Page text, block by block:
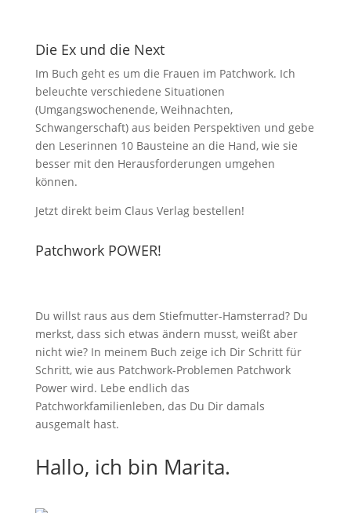
Die Ex und die Next
Im Buch geht es um die Frauen im Patchwork. Ich
beleuchte verschiedene Situationen
(Umgangswochenende, Weihnachten,
Schwangerschaft) aus beiden Perspektiven und gebe
den Leserinnen 10 Bausteine an die Hand, wie sie
besser mit den Herausforderungen umgehen
können.
Jetzt direkt beim Claus Verlag bestellen!
Patchwork POWER!
Du willst raus aus dem Stiefmutter-Hamsterrad? Du
merkst, dass sich etwas ändern musst, weißt aber
nicht wie? In meinem Buch zeige ich Dir Schritt für
Schritt, wie aus Patchwork-Problemen Patchwork
Power wird. Lebe endlich das
Patchworkfamilienleben, das Du Dir damals
ausgemalt hast.
Hallo, ich bin Marita.